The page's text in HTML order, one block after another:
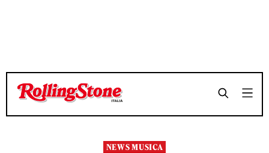
TEMPO DI LETTURA 2 MINUTI SHARE
TEMPO DI LETTURA 2 MINUTI SHARE
NEWS MUSICA